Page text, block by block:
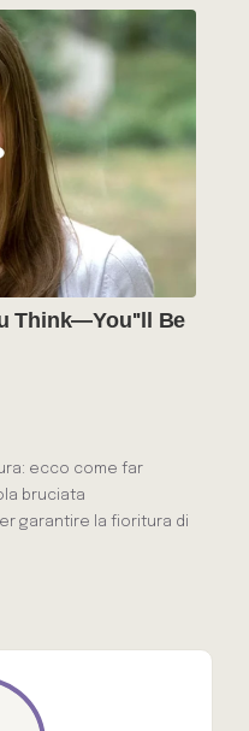
ecco come far
bruciata
garantire la fioritura di